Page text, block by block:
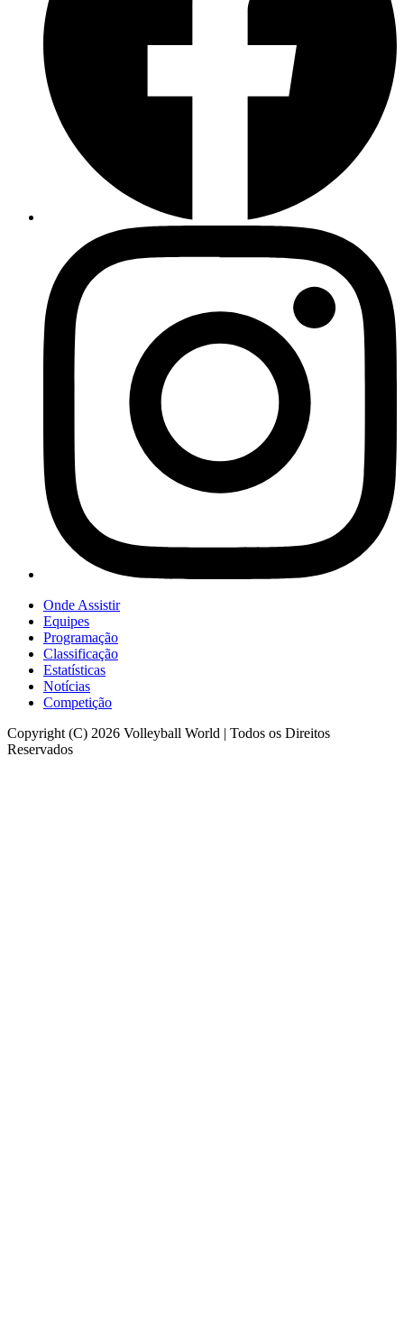
Onde Assistir
Equipes
Programação
Classificação
Estatísticas
Notícias
Competição
Copyright (C) 2026 Volleyball World | Todos os Direitos
Reservados